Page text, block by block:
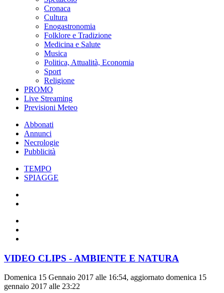
Cronaca
Cultura
Enogastronomia
Folklore e Tradizione
Medicina e Salute
Musica
Politica, Attualità, Economia
Sport
Religione
PROMO
Live Streaming
Previsioni Meteo
Abbonati
Annunci
Necrologie
Pubblicità
TEMPO
SPIAGGE
VIDEO CLIPS - AMBIENTE E NATURA
Domenica 15 Gennaio 2017 alle 16:54, aggiornato domenica 15
gennaio 2017 alle 23:22